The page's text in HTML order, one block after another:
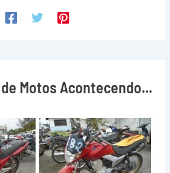
Motos Acontecendo...